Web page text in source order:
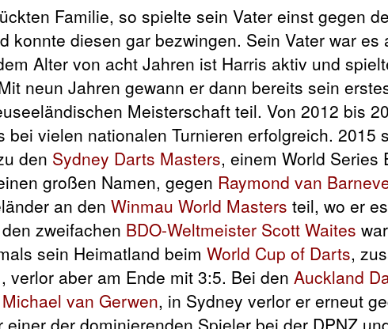
Familie, so spielte sein Vater einst gegen
konnte diesen gar bezwingen. Sein Vater war es
Alter von acht Jahren ist Harris aktiv und
neun Jahren gewann er dann bereits sein
Meisterschaft teil. Von 2012 bis
vielen nationalen Turnieren erfolgreich. 2015
den Sydney Darts Masters, einem World Series
großen Namen, gegen Raymond van
an den Winmau World Masters teil, wo er
zweifachen BDO-Weltmeister Scott Waites
sein Heimatland beim World Cup of Darts,
verlor aber am Ende mit 3:5. Bei den Auckland
Michael van Gerwen, in Sydney verlor er erneut